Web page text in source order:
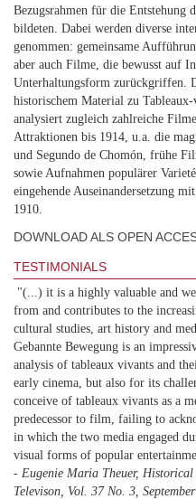
Bezugsrahmen für die Entstehung
bildeten. Dabei werden diverse
genommen: gemeinsame
aber auch Filme, die bewusst auf
Unterhaltungsform zurückgriffen.
historischem Material zu
analysiert zugleich zahlreiche
Attraktionen bis 1914, u.a. die
und Segundo de Chomón, frühe
sowie Aufnahmen populärer
eingehende Auseinandersetzung
1910.
DOWNLOAD ALS OPEN
TESTIMONIALS
"(...) it is a highly valuable and
from and contributes to the
cultural studies, art history and
Gebannte Bewegung is an
analysis of tableaux vivants and
early cinema, but also for its
conceive of tableaux vivants as a
predecessor to film, failing to
in which the two media engaged
visual forms of popular
- Eugenie Maria Theuer,
Televison, Vol. 37 No. 3,